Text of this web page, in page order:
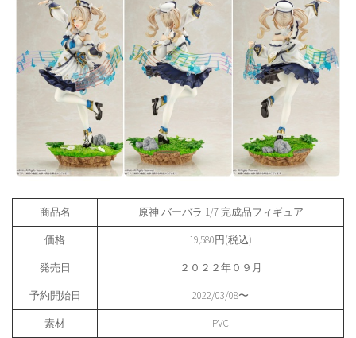
商品名 原神 バーバラ 1/7 完成品フィギュア
価格 19,580円(税込)
発売日 ２０２２年０９月
予約開始日 2022/03/08〜
素材 PVC